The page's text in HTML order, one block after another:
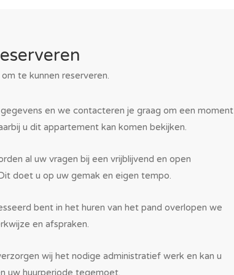
te kunnen reserveren.
en we contacteren je graag om een moment
u dit appartement kan komen bekijken.
al uw vragen bij een vrijblijvend en open
doet u op uw gemak en eigen tempo.
bent in het huren van het pand overlopen we
en afspraken.
wij het nodige administratief werk en kan u
uw huurperiode tegemoet.